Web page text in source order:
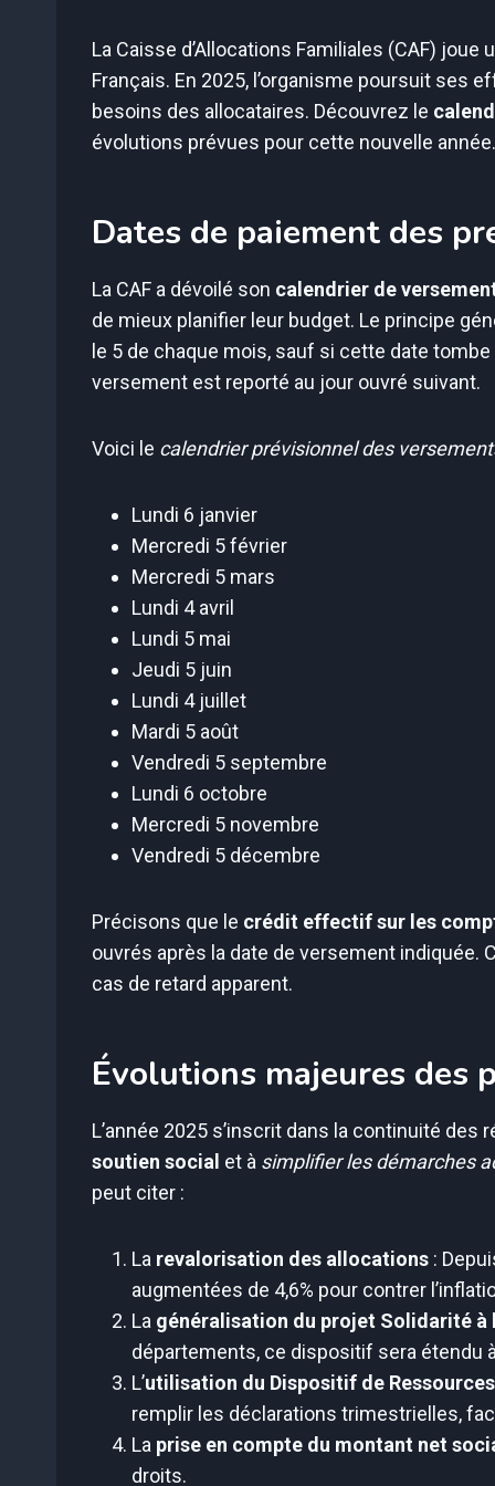
La Caisse d’Allocations Familiales (CAF)
Français. En 2025, l’organisme poursuit ses
besoins des allocataires. Découvrez le
évolutions prévues pour cette nouvelle année.
Dates de paiement des
La CAF a dévoilé son calendrier de
de mieux planifier leur budget. Le principe
le 5 de chaque mois, sauf si cette date
versement est reporté au jour ouvré suivant.
Voici le calendrier prévisionnel des
Lundi 6 janvier
Mercredi 5 février
Mercredi 5 mars
Lundi 4 avril
Lundi 5 mai
Jeudi 5 juin
Lundi 4 juillet
Mardi 5 août
Vendredi 5 septembre
Lundi 6 octobre
Mercredi 5 novembre
Vendredi 5 décembre
Précisons que le crédit effectif sur les
ouvrés après la date de versement indiquée.
cas de retard apparent.
Évolutions majeures des
L’année 2025 s’inscrit dans la continuité
soutien social et à simplifier les démarches
peut citer :
La revalorisation des allocations :
augmentées de 4,6% pour contrer
La généralisation du projet Solidarité à
départements, ce dispositif sera étendu
L’utilisation du Dispositif de
remplir les déclarations trimestrielles,
La prise en compte du montant net
droits.